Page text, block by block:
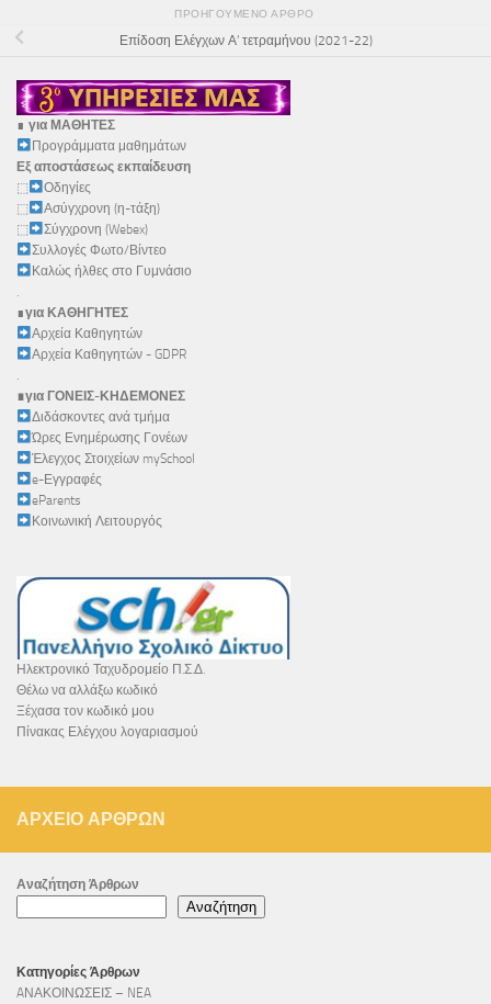
ΠΡΟΗΓΟΎΜΕΝΟ ΆΡΘΡΟ
Επίδοση Ελέγχων Α’ τετραμήνου (2021-22)
∎ για ΜΑΘΗΤΕΣ
Προγράμματα μαθημάτων
Εξ αποστάσεως εκπαίδευση
⬚
Οδηγίες
⬚
Ασύγχρονη (η-τάξη)
⬚
Σύγχρονη (Webex)
Συλλογές Φωτο/Βίντεο
Καλώς ήλθες στο Γυμνάσιο
∎για ΚΑΘΗΓΗΤΕΣ
Αρχεία Καθηγητών
Αρχεία Καθηγητών - GDPR
∎για ΓΟΝΕΙΣ-ΚΗΔΕΜΟΝΕΣ
Διδάσκοντες ανά τμήμα
Ώρες Ενημέρωσης Γονέων
Έλεγχος Στοιχείων mySchool
e-Εγγραφές
eParents
Κοινωνική Λειτουργός
Ηλεκτρονικό Ταχυδρομείο Π.Σ.Δ.
Θέλω να αλλάξω κωδικό
Ξέχασα τον κωδικό μου
Πίνακας Ελέγχου λογαριασμού
ΑΡΧΕΊΟ ΆΡΘΡΩΝ
Αναζήτηση Άρθρων
Αναζήτηση
Κατηγορίες Άρθρων
AΝΑΚΟΙΝΩΣΕΙΣ – NEA